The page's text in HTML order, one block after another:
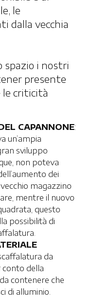
le
dalla vecchia
spazio i nostri
presente
le criticità
CAPANNONE:
un’ampia
sviluppo
non poteva
dei
magazzino
mentre il nuovo
questo
possibilità di
da
conto della
contenere che
di alluminio.